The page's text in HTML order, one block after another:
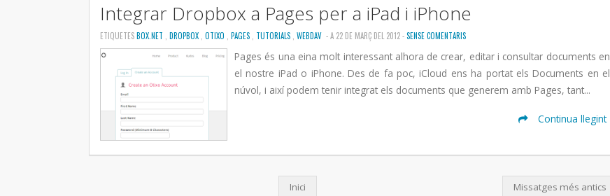
Integrar Dropbox a Pages per a iPad i iPhone
ETIQUETESBOX.NET DROPBOX OTIXO PAGES TUTORIALS WEBDAV - A 22 DE MARÇ DEL 2012 -SENSE COMENTARIS
Pages és una eina molt interessant alhora de crear, editar i consultar documents en
el nostre iPad o iPhone. Des de fa poc, iCloud ens ha portat els Documents en el
núvol, i així podem tenir integrat els documents que generem amb Pages, tant...
Continua llegint
Missatges més antics
Inici